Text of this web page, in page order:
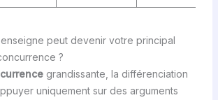
peut devenir votre principal
?
grandissante, la différenciation
uniquement sur des arguments